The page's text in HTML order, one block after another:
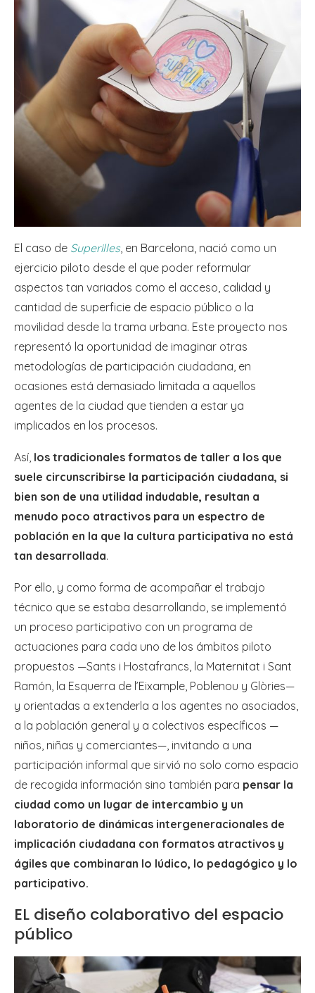
El caso de Superilles, en Barcelona, nació como un
ejercicio piloto desde el que poder reformular
aspectos tan variados como el acceso, calidad y
cantidad de superficie de espacio público o la
movilidad desde la trama urbana. Este proyecto nos
representó la oportunidad de imaginar otras
metodologías de participación ciudadana, en
ocasiones está demasiado limitada a aquellos
agentes de la ciudad que tienden a estar ya
implicados en los procesos.
Así, los tradicionales formatos de taller a los que
suele circunscribirse la participación ciudadana, si
bien son de una utilidad indudable, resultan a
menudo poco atractivos para un espectro de
población en la que la cultura participativa no está
tan desarrollada.
Por ello, y como forma de acompañar el trabajo
técnico que se estaba desarrollando, se implementó
un proceso participativo con un programa de
actuaciones para cada uno de los ámbitos piloto
propuestos —Sants i Hostafrancs, la Maternitat i Sant
Ramón, la Esquerra de l’Eixample, Poblenou y Glòries—
y orientadas a extenderla a los agentes no asociados,
a la población general y a colectivos específicos —
niños, niñas y comerciantes—, invitando a una
participación informal que sirvió no solo como espacio
de recogida información sino también para pensar la
ciudad como un lugar de intercambio y un
laboratorio de dinámicas intergeneracionales de
implicación ciudadana con formatos atractivos y
ágiles que combinaran lo lúdico, lo pedagógico y lo
participativo.
EL diseño colaborativo del espacio
público